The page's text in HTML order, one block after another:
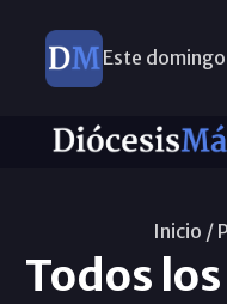
Este
Inicio /
Todos